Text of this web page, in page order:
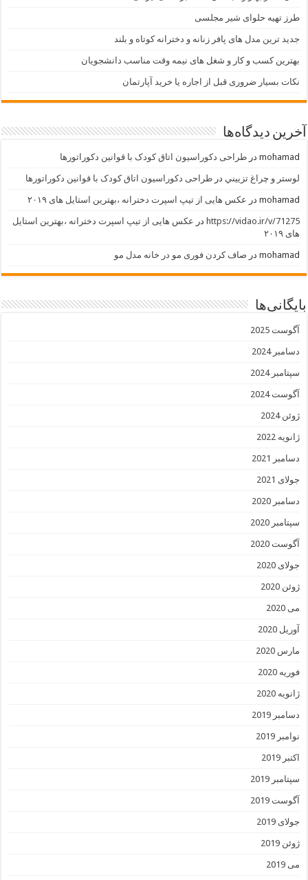
طرز تهیه حلوای شیر مجلسی
جدید ترین مدل های پافر زنانه و دخترانه کوتاه و بلند
بهترین کسب و کار و شغل های نیمه وقت مناسب دانشجویان
نکات بسیار ضروری قبل از اجاره یا خرید آپارتمان
آخرین دیدگاه‌ها
mohamad درطراحی دکوراسیون اتاق کودک با قوانین دکوراتورها
لوستر و چراغ تزييني درطراحی دکوراسیون اتاق کودک با قوانین دکوراتورها
mohamad در عکس هایی از تیپ اسپرت دخترانه ،بهترین استایل های ۲۰۱۹
https://vidao.ir/v/71275 در عکس هایی از تیپ اسپرت دخترانه ،بهترین استایل
های ۲۰۱۹
mohamad در صاف کردن فوری مو در خانه مدل مو
بایگانی‌ها
آگوست 2025
دسامبر 2024
سپتامبر 2024
آگوست 2024
ژوئن 2024
ژانویه 2022
دسامبر 2021
جولای 2021
دسامبر 2020
سپتامبر 2020
آگوست 2020
جولای 2020
ژوئن 2020
می 2020
آوریل 2020
مارس 2020
فوریه 2020
ژانویه 2020
دسامبر 2019
نوامبر 2019
اکتبر 2019
سپتامبر 2019
آگوست 2019
جولای 2019
ژوئن 2019
می 2019